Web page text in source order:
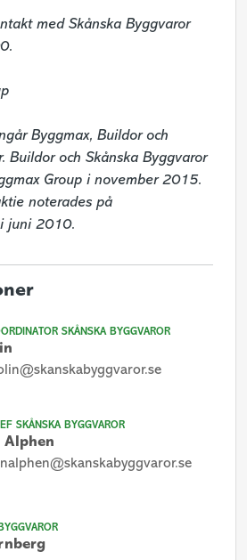
med Skånska Byggvaror
Byggmax, Buildor och
Buildor och Skånska Byggvaror
Group i november 2015.
noterades på
i juni 2010.
SKÅNSKA BYGGVAROR
SKÅNSKA BYGGVAROR
Alphen